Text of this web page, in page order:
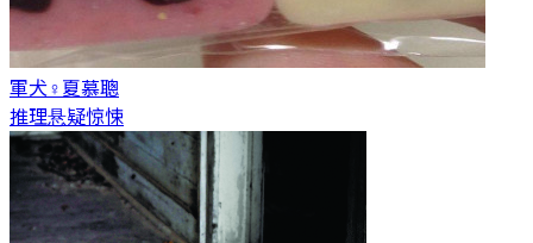
軍犬♀ 夏慕聰
推理悬疑惊悚